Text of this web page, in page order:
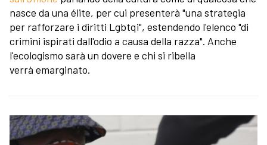
nasce da una élite, per cui presenterà "una strategia
per rafforzare i diritti Lgbtqi", estendendo l'elenco "di
crimini ispirati dall'odio a causa della razza". Anche
l'ecologismo sarà un dovere e chi si ribella
verrà emarginato.